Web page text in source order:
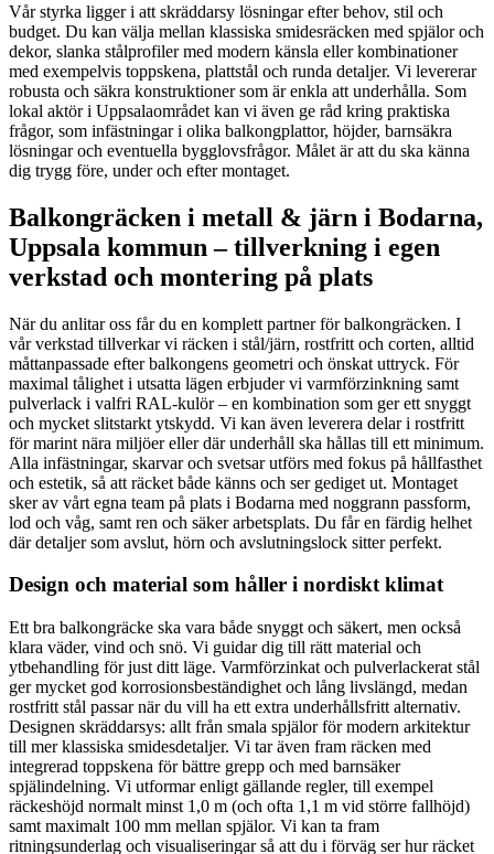
Vår styrka ligger i att skräddarsy lösningar efter behov, stil och
budget. Du kan välja mellan klassiska smidesräcken med spjälor och
dekor, slanka stålprofiler med modern känsla eller kombinationer
med exempelvis toppskena, plattstål och runda detaljer. Vi levererar
robusta och säkra konstruktioner som är enkla att underhålla. Som
lokal aktör i Uppsalaområdet kan vi även ge råd kring praktiska
frågor, som infästningar i olika balkongplattor, höjder, barnsäkra
lösningar och eventuella bygglovsfrågor. Målet är att du ska känna
dig trygg före, under och efter montaget.
Balkongräcken i metall & järn i Bodarna,
Uppsala kommun – tillverkning i egen
verkstad och montering på plats
När du anlitar oss får du en komplett partner för balkongräcken. I
vår verkstad tillverkar vi räcken i stål/järn, rostfritt och corten, alltid
måttanpassade efter balkongens geometri och önskat uttryck. För
maximal tålighet i utsatta lägen erbjuder vi varmförzinkning samt
pulverlack i valfri RAL-kulör – en kombination som ger ett snyggt
och mycket slitstarkt ytskydd. Vi kan även leverera delar i rostfritt
för marint nära miljöer eller där underhåll ska hållas till ett minimum.
Alla infästningar, skarvar och svetsar utförs med fokus på hållfasthet
och estetik, så att räcket både känns och ser gediget ut. Montaget
sker av vårt egna team på plats i Bodarna med noggrann passform,
lod och våg, samt ren och säker arbetsplats. Du får en färdig helhet
där detaljer som avslut, hörn och avslutningslock sitter perfekt.
Design och material som håller i nordiskt klimat
Ett bra balkongräcke ska vara både snyggt och säkert, men också
klara väder, vind och snö. Vi guidar dig till rätt material och
ytbehandling för just ditt läge. Varmförzinkat och pulverlackerat stål
ger mycket god korrosionsbeständighet och lång livslängd, medan
rostfritt stål passar när du vill ha ett extra underhållsfritt alternativ.
Designen skräddarsys: allt från smala spjälor för modern arkitektur
till mer klassiska smidesdetaljer. Vi tar även fram räcken med
integrerad toppskena för bättre grepp och med barnsäker
spjälindelning. Vi utformar enligt gällande regler, till exempel
räckeshöjd normalt minst 1,0 m (och ofta 1,1 m vid större fallhöjd)
samt maximalt 100 mm mellan spjälor. Vi kan ta fram
ritningsunderlag och visualiseringar så att du i förväg ser hur räcket